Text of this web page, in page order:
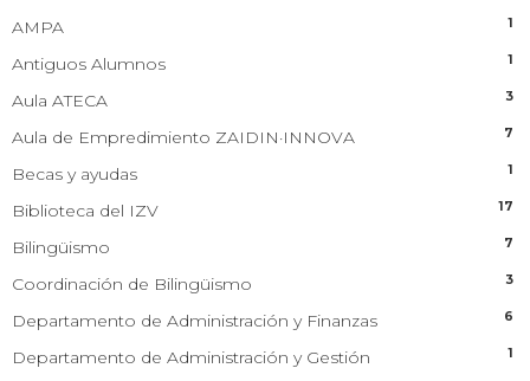
AMPA 1
Antiguos Alumnos 1
Aula ATECA 3
Aula de Empredimiento ZAIDIN·INNOVA 7
Becas y ayudas 1
Biblioteca del IZV 17
Bilingüismo 7
Coordinación de Bilingüismo 3
Departamento de Administración y Finanzas 6
Departamento de Administración y Gestión 1